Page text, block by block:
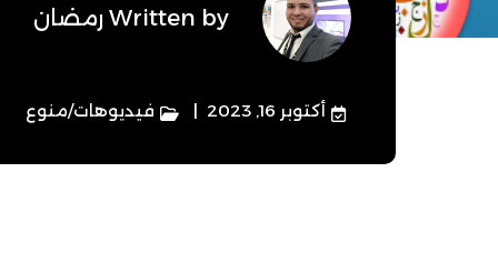
Written by رمضان
أكتوبر 16, 2023 فيديوهات/منوع